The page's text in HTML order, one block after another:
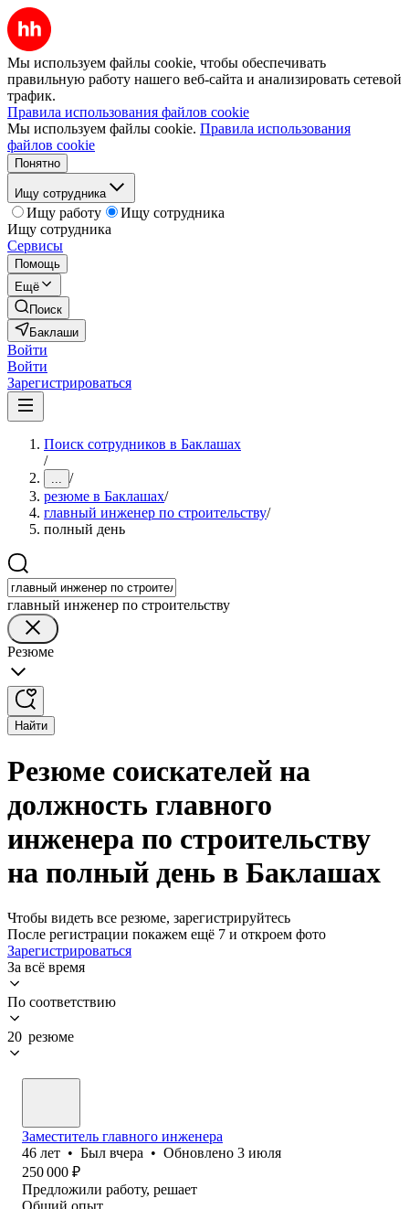
Мы используем файлы cookie, чтобы обеспечивать
правильную работу нашего веб-сайта и анализировать сетевой
трафик.
Правила использования файлов cookie
Мы используем файлы cookie. Правила использования
файлов cookie
Понятно
Ищу сотрудника
Ищу работу
Ищу сотрудника
Ищу сотрудника
Сервисы
Помощь
Ещё
Поиск
Баклаши
Войти
Войти
Зарегистрироваться
Поиск сотрудников в Баклашах
/
... /
резюме в Баклашах/
главный инженер по строительству/
полный день
главный инженер по строительству
Резюме
Найти
Резюме соискателей на
должность главного
инженера по строительству
на полный день в Баклашах
Чтобы видеть все резюме, зарегистрируйтесь
После регистрации покажем ещё 7 и откроем фото
Зарегистрироваться
За всё время
По соответствию
20 резюме
Заместитель главного инженера
46 лет • Был вчера • Обновлено 3 июля
250 000 ₽
Предложили работу, решает
Общий опыт